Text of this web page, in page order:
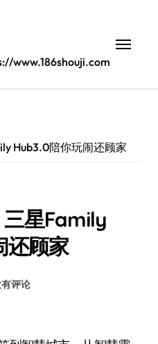
www.186shouji.com
Hub3.0陪你玩闹还顾家
星Family
还顾家
评论